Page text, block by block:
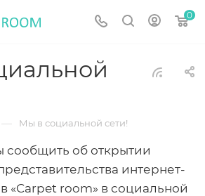
0
— Мы в социальной сети!
сообщить об открытии
интернет-
«Carpet room» в социальной